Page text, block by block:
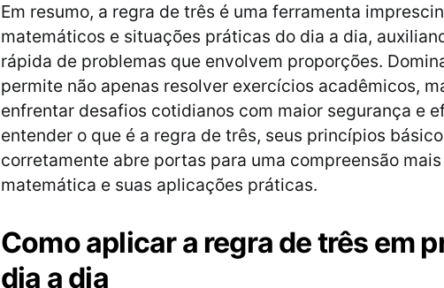
Em resumo, a regra de três é uma ferramenta
matemáticos e situações práticas do dia a dia,
rápida de problemas que envolvem proporções.
permite não apenas resolver exercícios acadêmicos,
enfrentar desafios cotidianos com maior segurança e
entender o que é a regra de três, seus princípios
corretamente abre portas para uma compreensão
matemática e suas aplicações práticas.
Como aplicar a regra de três em
dia a dia